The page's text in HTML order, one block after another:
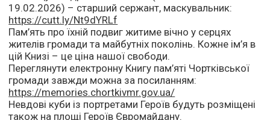
19.02.2026) – старший сержант, маскувальник:
https://cutt.ly/Nt9dYRLf
Пам’ять про їхній подвиг житиме вічно у серцях
жителів громади та майбутніх поколінь. Кожне ім’я в
цій Книзі – це ціна нашої свободи.
Переглянути електронну Книгу пам’яті Чортківської
громади завжди можна за посиланням:
https://memories.chortkivmr.gov.ua/
Невдові куби із портретами Героїв будуть розміщені
також на площі Героїв Євромайдану.